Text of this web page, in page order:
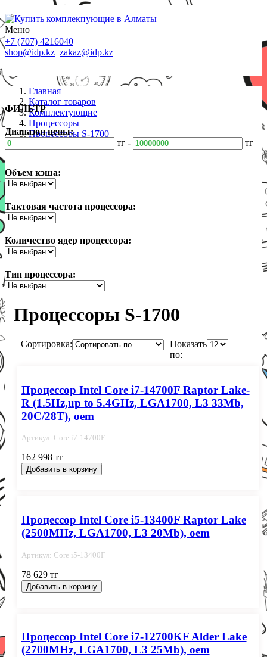
Меню
+7 (707) 4216040
shop@idp.kz zakaz@idp.kz
Главная
Каталог товаров
Комплектующие
Процессоры
Процессоры S-1700
ФИЛЬТР
Диапазон цены:
тг -
тг
Объем кэша:
Тактовая частота процессора:
Количество ядер процессора:
Тип процессора:
Процессоры S-1700
Сортировка:
Показать
по:
Процессор Intel Core i7-14700F Raptor Lake-
R (1.5Hz,up to 5.4GHz, LGA1700, L3 33Mb,
20C/28T), oem
Артикул: Core i7-14700F
162 998 тг
Добавить в корзину
Процессор Intel Core i5-13400F Raptor Lake
(2500MHz, LGA1700, L3 20Mb), oem
Артикул: Core i5-13400F
78 629 тг
Добавить в корзину
Процессор Intel Core i7-12700KF Alder Lake
(2700MHz, LGA1700, L3 25Mb), oem